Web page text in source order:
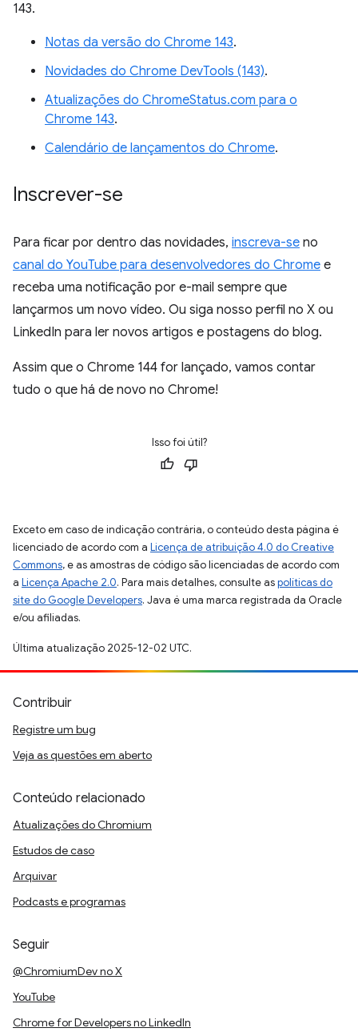
143.
Notas da versão do Chrome 143.
Novidades do Chrome DevTools (143).
Atualizações do ChromeStatus.com para o
Chrome 143.
Calendário de lançamentos do Chrome.
Inscrever-se
Para ficar por dentro das novidades, inscreva-se no
canal do YouTube para desenvolvedores do Chrome e
receba uma notificação por e-mail sempre que
lançarmos um novo vídeo. Ou siga nosso perfil no X ou
LinkedIn para ler novos artigos e postagens do blog.
Assim que o Chrome 144 for lançado, vamos contar
tudo o que há de novo no Chrome!
Isso foi útil?
Exceto em caso de indicação contrária, o conteúdo desta página é
licenciado de acordo com a Licença de atribuição 4.0 do Creative
Commons, e as amostras de código são licenciadas de acordo com
a Licença Apache 2.0. Para mais detalhes, consulte aspolíticas do
site do Google Developers. Java é uma marca registrada da Oracle
e/ou afiliadas.
Última atualização 2025-12-02 UTC.
Contribuir
Registre um bug
Veja as questões em aberto
Conteúdo relacionado
Atualizações do Chromium
Estudos de caso
Arquivar
Podcasts e programas
Seguir
@ChromiumDev no X
YouTube
Chrome for Developers no LinkedIn